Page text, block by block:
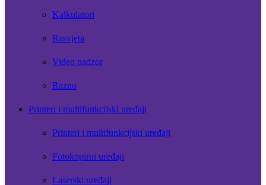
Kalkulatori
Rasvjeta
Video nadzor
Razno
Printeri i multifunkcijski uređaji
Printeri i multifunkcijski uređaji
Fotokopirni uređaji
Laserski uređaji